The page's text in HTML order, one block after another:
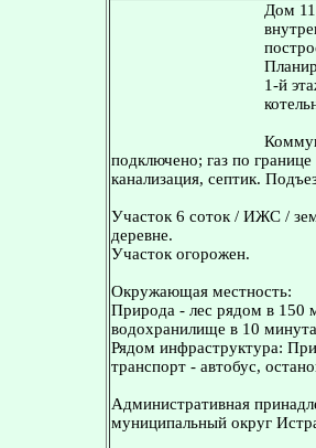
Дом
1-й
подключено; газ по
канализация, септик.
Участок 6 соток / ИЖС /
деревне.
Участок огорожен.
Окружающая местность:
Природа - лес рядом в 150
водохранилище в 10
Рядом инфраструктура:
транспорт - автобус,
Административная
муниципальный округ